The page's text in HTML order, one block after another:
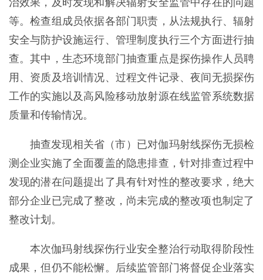
治效果，及时发现和解决辐射安全监管中存在的问题
等。检查组成员依据各部门职责，从法规执行、辐射
安全与防护设施运行、管理制度执行三个方面进行抽
查。其中，生态环境部门抽查重点是探伤操作人员聘
用、资质及培训情况、过程文件记录、夜间无损探伤
工作的实施以及高风险移动放射源在线监管系统数据
质量和传输情况。
抽查发现相关省（市）已对伽玛射线探伤无损检
测企业实施了全面覆盖的隐患排查，针对排查过程中
发现的潜在问题提出了具有针对性的整改要求，绝大
部分企业已完成了整改，尚未完成的整改项也制定了
整改计划。
本次伽玛射线探伤行业安全整治行动取得阶段性
成果，但仍不能松懈。后续监管部门将督促企业落实